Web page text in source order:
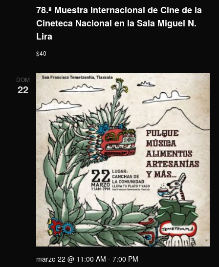
78.ª Muestra Internacional de Cine de la
Cineteca Nacional en la Sala Miguel N.
Lira
$40
DOM
22
marzo 22 @ 11:00 AM - 7:00 PM